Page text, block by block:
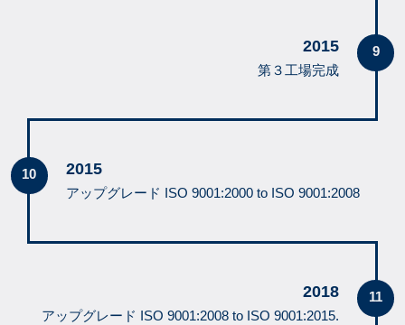
2015
第３工場完成
2015
アップグレード ISO 9001:2000 to ISO 9001:2008
2018
アップグレード ISO 9001:2008 to ISO 9001:2015.